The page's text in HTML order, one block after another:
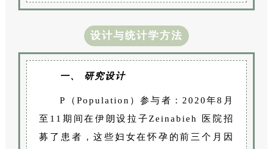
设计与统计学方法
一、 研究设计
P（Population）参与者：2020年8月
至11期间在伊朗设拉子Zeinabieh 医院招
募了患者，这些妇女在怀孕的前三个月因